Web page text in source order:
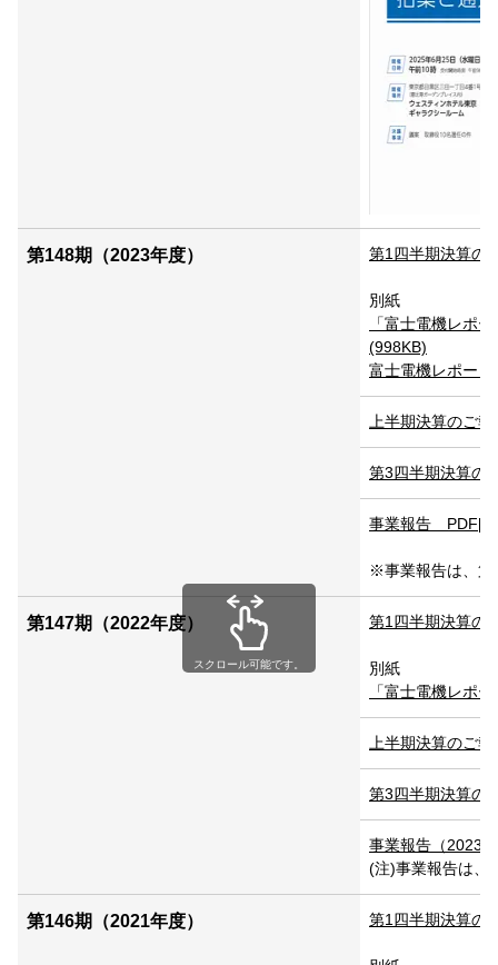
第148期（2023年度） 第1四半期決算の
別紙
「富士電機レポ
(998KB)
富士電機レポー
上半期決算のご
第3四半期決算の
事業報告
※事業報告は、第
第147期（2022年度） 第1四半期決算の
別紙
「富士電機レポ
上半期決算のご
第3四半期決算の
事業報告（2023
(注)事業報告は、
第146期（2021年度） 第1四半期決算の
スクロール可能です。